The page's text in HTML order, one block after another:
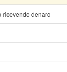
ricevendo denaro